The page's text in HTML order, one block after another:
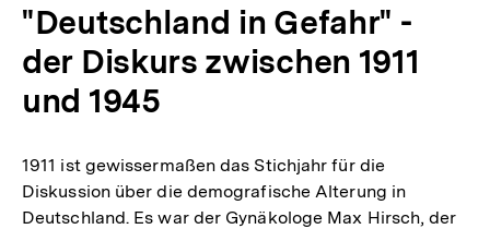
"Deutschland in Gefahr" -
der Diskurs zwischen 1911
und 1945
1911 ist gewissermaßen das Stichjahr für die
Diskussion über die demografische Alterung in
Deutschland. Es war der Gynäkologe Max Hirsch, der